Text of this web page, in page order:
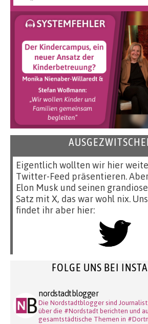
Eigentlich wollten wir hier
Twitter-Feed präsentieren.
Elon Musk und seinen
Satz mit X, das war wohl nix.
findet ihr aber hier:
FOLGE UNS BEI
nordstadtblogger
Die Nordstadtblogger sind
über die #Nordstadt berichten und
gesamtstädtische Themen in